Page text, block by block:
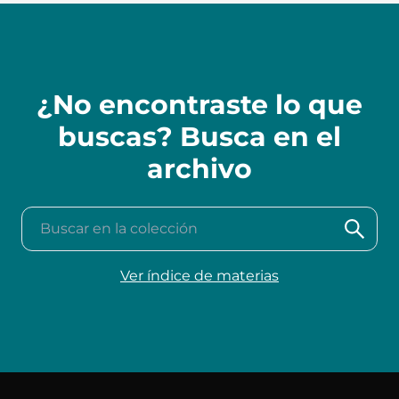
¿No encontraste lo que
buscas? Busca en el
archivo
Buscar en la colección
Ver índice de materias